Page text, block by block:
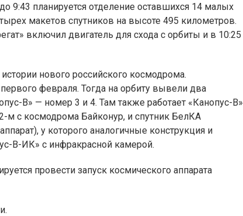
9:43 планируется отделение оставшихся 14 малых
макетов спутников на высоте 495 километров.
включил двигатель для схода с орбиты и в 10:25
нового российского космодрома.
февраля. Тогда на орбиту вывели два
В» — номер 3 и 4. Там также работает «Канопус-В»
м с космодрома Байконур, и спутник БелКА
у которого аналогичные конструкция и
В-ИК» с инфракрасной камерой.
провести запуск космического аппарата